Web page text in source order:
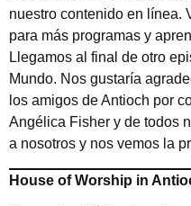
nuestro contenido en línea.
para más programas y
Llegamos al final de otro
Mundo. Nos gustaría
los amigos de Antioch por
Angélica Fisher y de todos
a nosotros y nos vemos la
House of Worship in